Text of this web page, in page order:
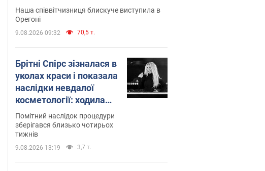
легкої атлетики U20. Відео
Наша співвітчизниця блискуче виступила в
Орегоні
9.08.2026 09:32 70,5 т.
Брітні Спірс зізналася в
уколах краси і показала
наслідки невдалої
косметології: ходила
так майже місяць
Помітний наслідок процедури
зберігався близько чотирьох
тижнів
9.08.2026 13:19 3,7 т.